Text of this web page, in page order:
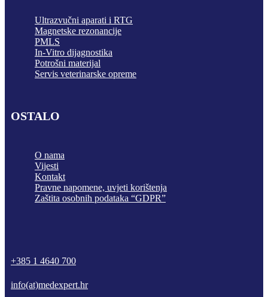
Ultrazvučni aparati i RTG
Magnetske rezonancije
PMLS
In-Vitro dijagnostika
Potrošni materijal
Servis veterinarske opreme
OSTALO
O nama
Vijesti
Kontakt
Pravne napomene, uvjeti korištenja
Zaštita osobnih podataka “GDPR”
+385 1 4640 700
info(at)medexpert.hr